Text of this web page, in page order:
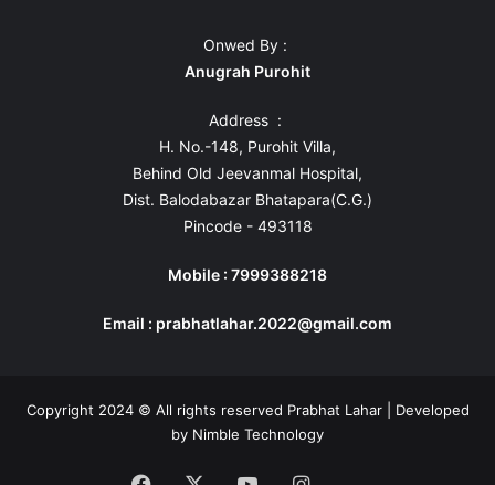
Onwed By :
Anugrah Purohit
Address :
H. No.-148, Purohit Villa,
Behind Old Jeevanmal Hospital,
Dist. Balodabazar Bhatapara(C.G.)
Pincode - 493118
Mobile : 7999388218
Email : prabhatlahar.2022@gmail.com
Copyright 2024 © All rights reserved Prabhat Lahar | Developed
by Nimble Technology